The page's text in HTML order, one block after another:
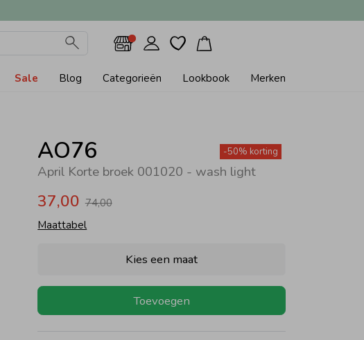
Sale Blog Categorieën Lookbook Merken
AO76
April Korte broek 001020 - wash light
-50% korting
37,00 74,00
Maattabel
Kies een maat
Toevoegen